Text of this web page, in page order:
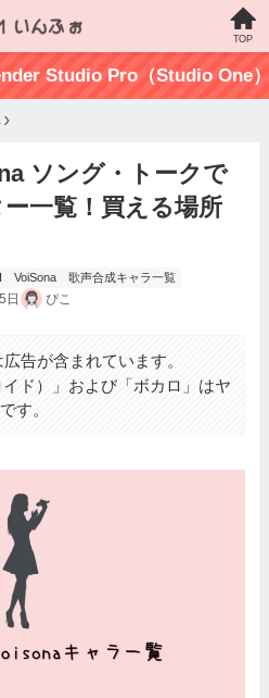
TOP
Studio One）公式セール開
ソング・トークで
一覧！買える場所
VoiSona 歌声合成キャラ一覧
日 ぴこ
告が含まれています。
イド）」および「ボカロ」はヤ
す。